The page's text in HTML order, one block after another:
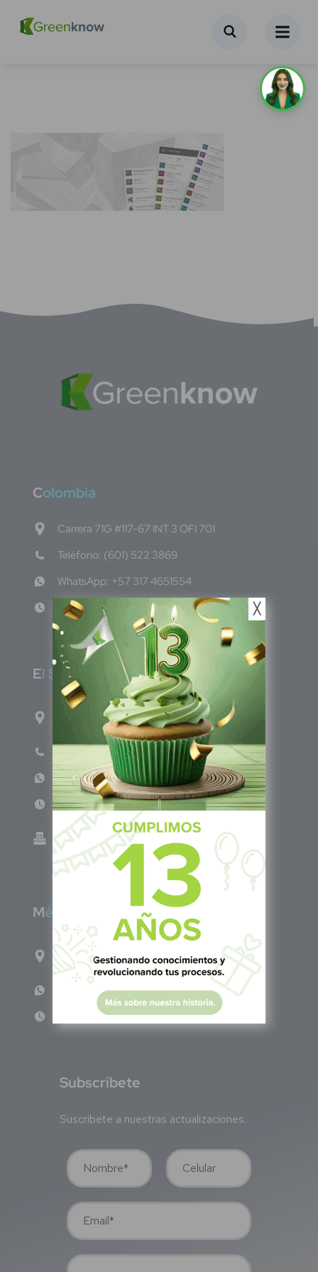
Colombia
Carrera 71G #117-67 INT 3 OFI 701
Teléfono: (601) 522 3869
WhatsApp: +57 317 4651554
Lun - Vie 8:00am - 5:00pm
El Salvador
1ro Cll Pte, y 61 Av Nte, #3206, Local 9, San
Salvador Centro
Teléfono: +503 6986 1402
WhatsApp: +503 7687 3923
Lun - Vie 8:00am - 5:00pm
Green Know S.A de C.V - El Salvador 0614-
220118-102-0
México
Calle Pitágoras 234, Col. Narvarte Poniente,
Alcaldía Benito Juárez, C.P. 03020, CDMX
WhatsApp: +52 1 331 407 6342
Lun - Vie 8:00 am - 5:00 pm
Subscríbete
Suscríbete a nuestras actualizaciones.
╳